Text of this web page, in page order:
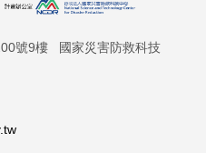
號9樓 國家災害防救科技